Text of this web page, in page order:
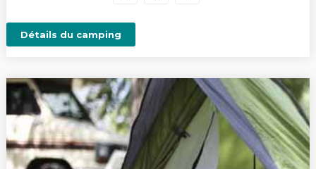
Détails du camping